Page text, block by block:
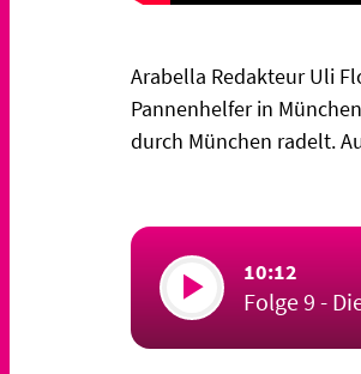
Arabella Redakteur Uli
Pannenhelfer in
durch München radelt.
10:12
Folge 9 -